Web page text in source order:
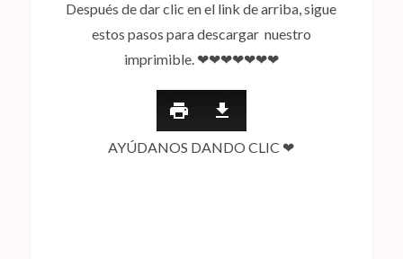
Después de dar clic en el link de arriba, sigue
estos pasos para descargar nuestro
imprimible. ❤❤❤❤❤❤❤
AYÚDANOS DANDO CLIC ❤